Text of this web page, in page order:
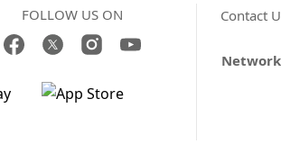
FOLLOW US ON Contact